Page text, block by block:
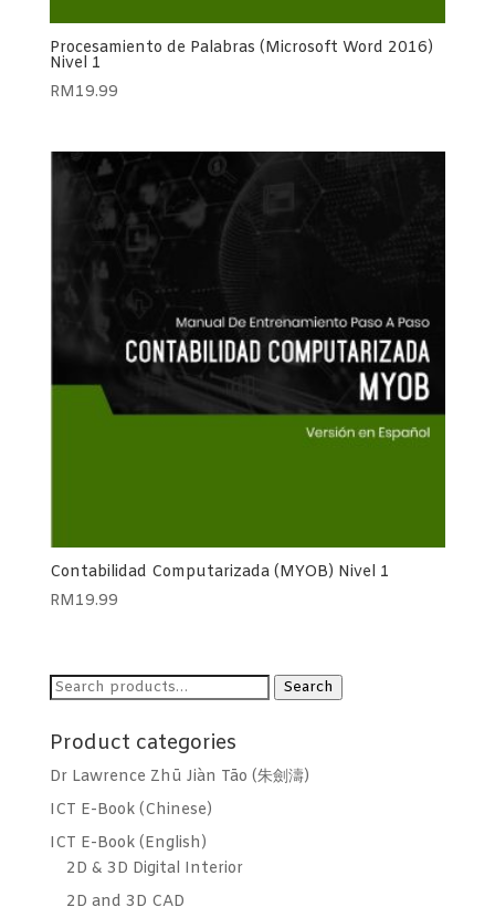
Procesamiento de Palabras (Microsoft Word 2016)
Nivel 1
RM19.99
Contabilidad Computarizada (MYOB) Nivel 1
RM19.99
Search
Search
Product categories
Dr Lawrence Zhū Jiàn Tāo (朱劍濤)
ICT E-Book (Chinese)
ICT E-Book (English)
2D & 3D Digital Interior
2D and 3D CAD